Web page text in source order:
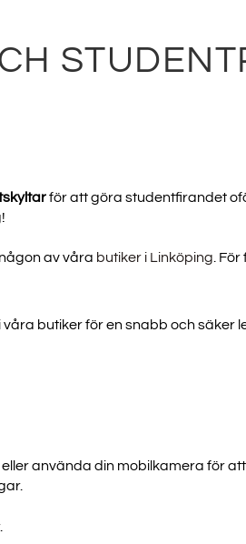
för att göra studentfirandet
av våra butiker i Linköping. För
butiker för en snabb och säker
använda din mobilkamera för
.